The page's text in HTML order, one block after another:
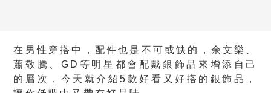
在男性穿搭中，配件也是不可或缺的，余文樂、
蕭敬騰、GD等明星都會配戴銀飾品來增添自己
的層次，今天就介紹5款好看又好搭的銀飾品，